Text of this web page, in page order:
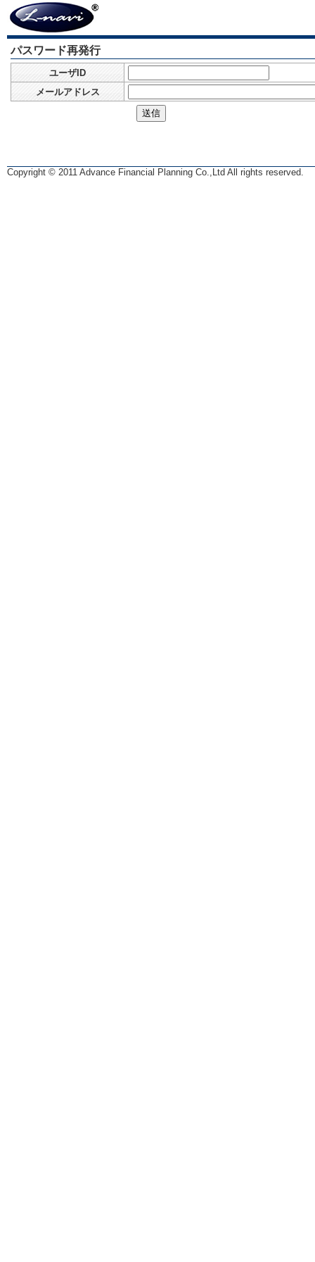
パスワード再発行
ユーザID
メールアドレス
Copyright © 2011 Advance Financial Planning Co.,Ltd All rights reserved.